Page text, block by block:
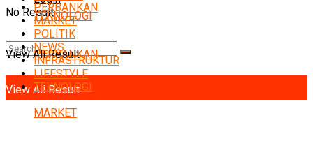
TEKNOLOGI
No Result
View All Result
PERBANKAN
MARKET
No Result
View All Result
PERBANKAN
MARKET
POLITIK
NEWS
INFRASTRUKTUR
LIFESTYLE
TEKNOLOGI